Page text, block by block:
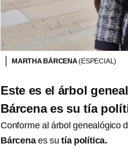
MARTHA BÁRCENA(ESPECIAL)
Este es el árbol
Bárcena es su tía
Conforme al árbol genealógico
Bárcena es su tía política.